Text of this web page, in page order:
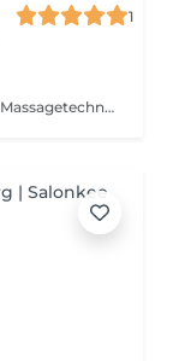
1
Ein besonderes Wellness-Erlebnis, das sanfte Massagetechniken, aromatische Öle und die beruhigenden Klänge tibetischer Klangschalen miteinander verbindet. Harmonische Schwingungen und entspannende Klänge schaffen eine angenehme Atmosphäre, die dabei hilft, den Alltag hinter sich zu lassen und zur Ruhe zu kommen.